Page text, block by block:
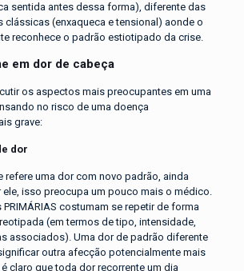
sentida antes dessa forma), diferente das
clássicas (enxaqueca e tensional) aonde o
reconhece o padrão estiotipado da crise.
em dor de cabeça
os aspectos mais preocupantes em uma
no risco de uma doença
grave:
dor
refere uma dor com novo padrão, ainda
isso preocupa um pouco mais o médico.
costumam se repetir de forma
(em termos de tipo, intensidade,
associados). Uma dor de padrão diferente
outra afecção potencialmente mais
claro que toda dor recorrente um dia